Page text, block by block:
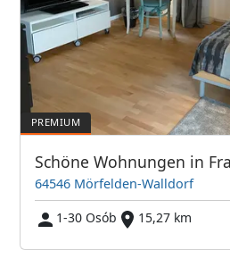
64546 Mörfelden-Walldorf
1-30 Osób
15,27 km